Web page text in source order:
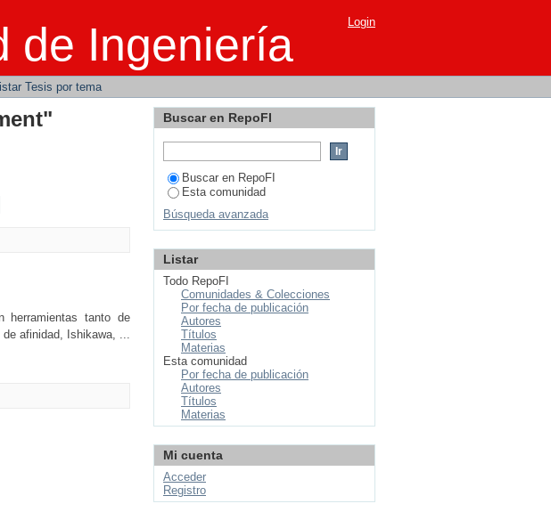
de Ingeniería Login
Tesis por tema
herramientas tanto de
afinidad, Ishikawa, ...
Buscar en RepoFI
Buscar en RepoFI
Esta comunidad
Búsqueda avanzada
Listar
Todo RepoFI
Comunidades & Colecciones
Por fecha de publicación
Autores
Títulos
Materias
Esta comunidad
Por fecha de publicación
Autores
Títulos
Materias
Mi cuenta
Acceder
Registro